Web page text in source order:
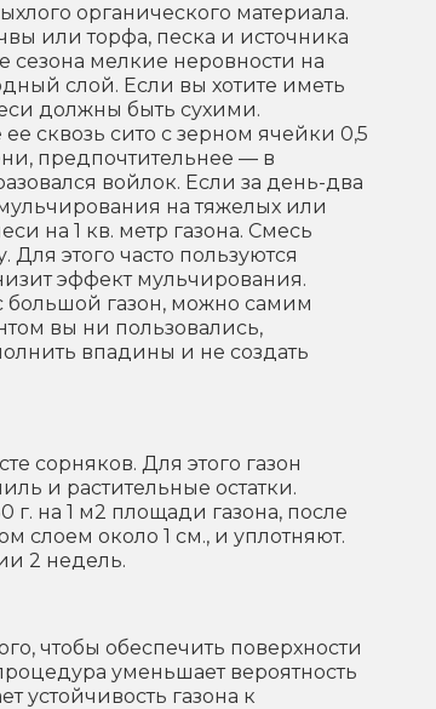
органического материала.
или торфа, песка и источника
сезона мелкие неровности на
слой. Если вы хотите иметь
должны быть сухими.
сквозь сито с зерном ячейки 0,5
предпочтительнее — в
войлок. Если за день-два
на тяжелых или
на 1 кв. метр газона. Смесь
этого часто пользуются
эффект мульчирования.
большой газон, можно самим
вы ни пользовались,
впадины и не создать
сорняков. Для этого газон
и растительные остатки.
г. на 1 м2 площади газона, после
слоем около 1 см., и уплотняют.
2 недель.
чтобы обеспечить поверхности
уменьшает вероятность
устойчивость газона к